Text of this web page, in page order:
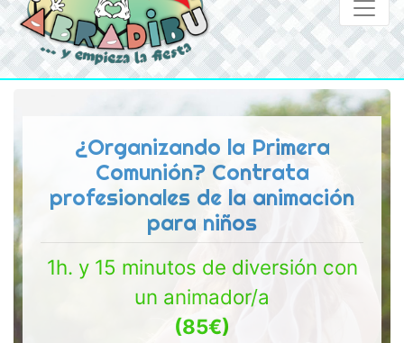
¿Organizando la Primera
Comunión? Contrata
profesionales de la animación
para niños
1h. y 15 minutos de diversión con
un animador/a
(85€)